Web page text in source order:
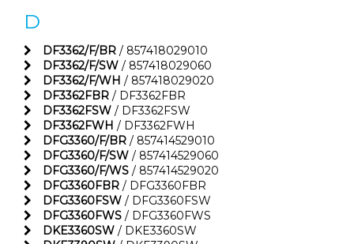
D
DF3362/F/BR / 857418029010
DF3362/F/SW / 857418029060
DF3362/F/WH / 857418029020
DF3362FBR / DF3362FBR
DF3362FSW / DF3362FSW
DF3362FWH / DF3362FWH
DFG3360/F/BR / 857414529010
DFG3360/F/SW / 857414529060
DFG3360/F/WS / 857414529020
DFG3360FBR / DFG3360FBR
DFG3360FSW / DFG3360FSW
DFG3360FWS / DFG3360FWS
DKE3360SW / DKE3360SW